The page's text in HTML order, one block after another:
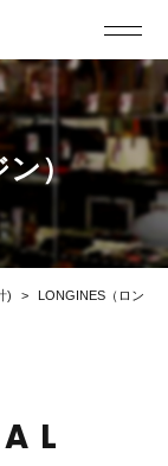
ン）
) >
LONGINES（ロン